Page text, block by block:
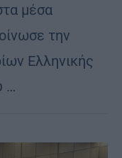
μέσα
την
Ελληνικής
…